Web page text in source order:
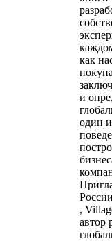
как
и
один
,
автор